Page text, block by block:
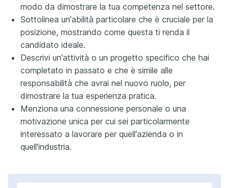
modo da dimostrare la tua competenza nel settore.
Sottolinea un'abilità particolare che è cruciale per la
posizione, mostrando come questa ti renda il
candidato ideale.
Descrivi un'attività o un progetto specifico che hai
completato in passato e che è simile alle
responsabilità che avrai nel nuovo ruolo, per
dimostrare la tua esperienza pratica.
Menziona una connessione personale o una
motivazione unica per cui sei particolarmente
interessato a lavorare per quell'azienda o in
quell'industria.